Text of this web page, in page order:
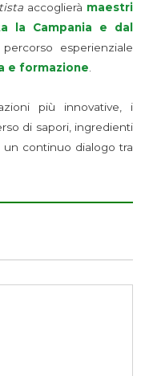
accoglierà maestri
la Campania e dal
esperienziale
e formazione.
più innovative, i
di sapori, ingredienti
continuo dialogo tra